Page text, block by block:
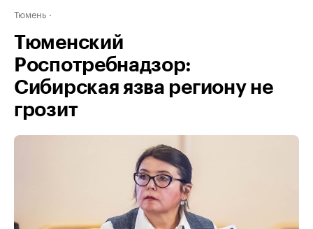
Тюмень
Тюменский
Роспотребнадзор:
Сибирская язва региону не
грозит